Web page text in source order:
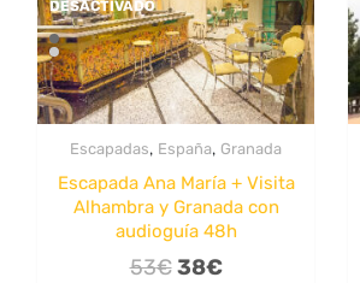
DESACTIVADO
Escapadas, España, Granada
Escapada Ana María + Visita
Alhambra y Granada con
audioguía 48h
53€ El
38€El